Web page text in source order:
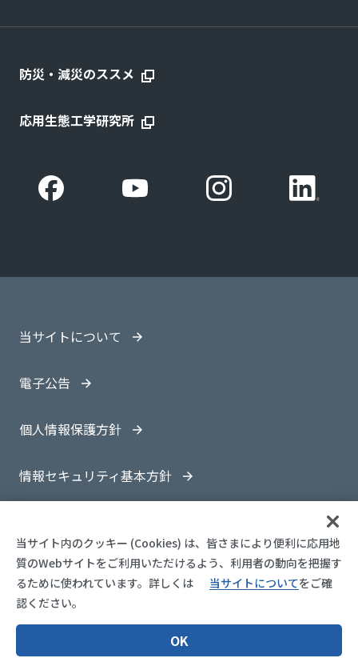
防災・減災のススメ
応用生態工学研究所
当サイトについて
電子公告
個人情報保護方針
情報セキュリティ基本方針
© 1997- 2026 OYO Corporation
当サイト内のクッキー (Cookies) は、皆さまにより便利に応用地
質のWebサイトをご利用いただけるよう、利用者の動向を把握す
るために使われています。 詳しくは 当サイトについてをご確
認ください。
OK